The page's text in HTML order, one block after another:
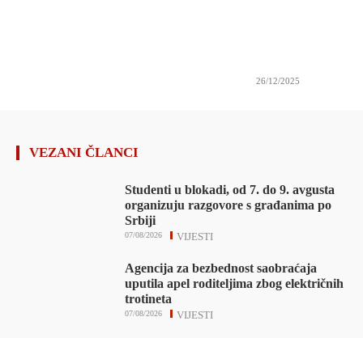
26/12/2025
VEZANI ČLANCI
Studenti u blokadi, od 7. do 9. avgusta
organizuju razgovore s građanima po
Srbiji
VIJESTI
07/08/2026
Agencija za bezbednost saobraćaja
uputila apel roditeljima zbog električnih
trotineta
VIJESTI
07/08/2026